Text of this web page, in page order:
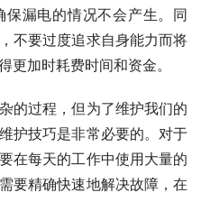
漏电的情况不会产生。同
不要过度追求自身能力而将
加时耗费时间和资金。
的过程，但为了维护我们的
护技巧是非常必要的。对于
在每天的工作中使用大量的
要精确快速地解决故障，在